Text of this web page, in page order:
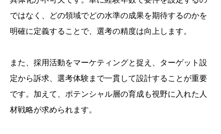
ではなく、どの領域でどの水準の成果を期待するのかを
明確に定義することで、選考の精度は向上します。
また、採用活動をマーケティングと捉え、ターゲット設
定から訴求、選考体験まで一貫して設計することが重要
です。加えて、ポテンシャル層の育成も視野に入れた人
材戦略が求められます。